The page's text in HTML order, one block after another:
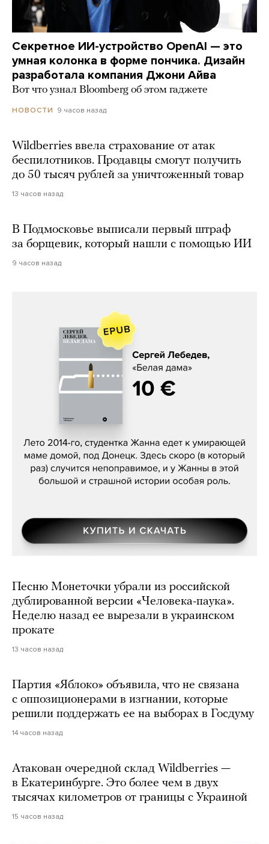
Секретное ИИ-устройство OpenAI — это
умная колонка в форме пончика. Дизайн
разработала компания Джони Айва
Вот что узнал Bloomberg об этом гаджете
НОВОСТИ 9 часов назад
Wildberries ввела страхование от атак
беспилотников. Продавцы смогут получить
до 50 тысяч рублей за уничтоженный товар
13 часов назад
В Подмосковье выписали первый штраф
за борщевик, который нашли с помощью ИИ
9 часов назад
Сергей Лебедев, «Белая дама»
Песню Монеточки убрали из российской
дублированной версии «Человека-паука».
Неделю назад ее вырезали в украинском
прокате
13 часов назад
Партия «Яблоко» объявила, что не связана
с оппозиционерами в изгнании, которые
решили поддержать ее на выборах в Госдуму
14 часов назад
Атакован очередной склад Wildberries —
в Екатеринбурге. Это более чем в двух
тысячах километров от границы с Украиной
15 часов назад